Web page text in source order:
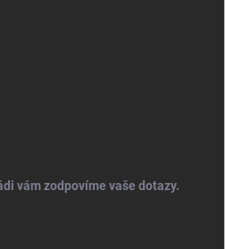
vám zodpovíme vaše dotazy.